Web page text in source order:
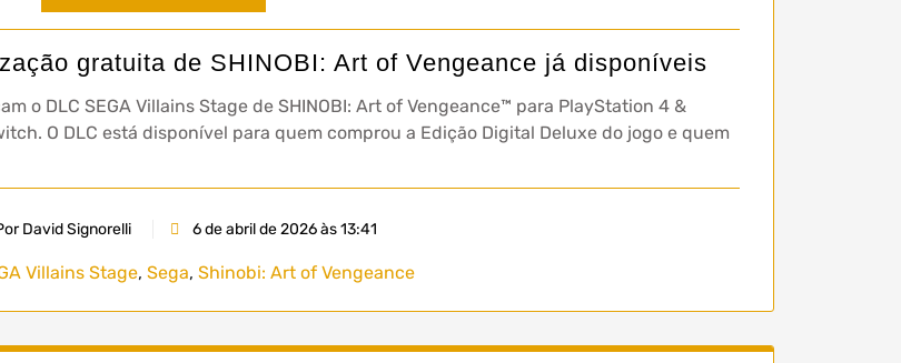
gratuita de SHINOBI: Art of Vengeance já disponíveis
o DLC SEGA Villains Stage de SHINOBI: Art of Vengeance™ para PlayStation 4 &
O DLC está disponível para quem comprou a Edição Digital Deluxe do jogo e quem
David Signorelli 6 de abril de 2026 às 13:41
Villains Stage, Sega, Shinobi: Art of Vengeance